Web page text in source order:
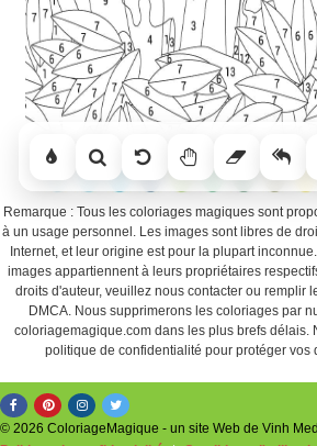
Remarque : Tous les coloriages magiques sont
à un usage personnel. Les images sont libres de
Internet, et leur origine est pour la plupart
images appartiennent à leurs propriétaires
droits d'auteur, veuillez nous contacter ou remplir
DMCA. Nous supprimerons les coloriages par
coloriagemagique.com dans les plus brefs délais.
politique de confidentialité pour protéger vos
© 2026 ColoriageMagique - un site Web de Vinh